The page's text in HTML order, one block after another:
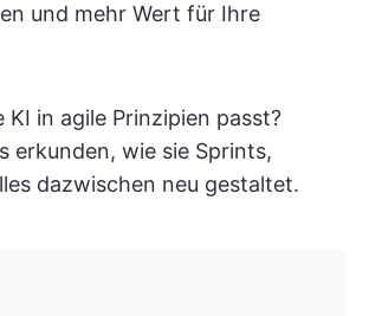
und mehr Wert für Ihre
KI in agile Prinzipien passt?
erkunden, wie sie Sprints,
dazwischen neu gestaltet.